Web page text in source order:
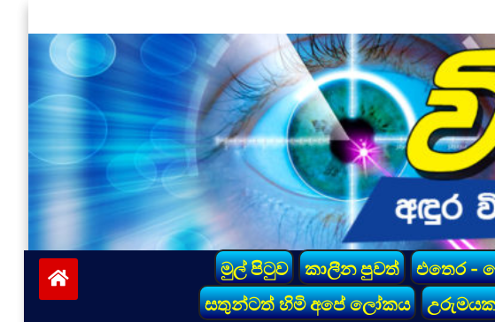
to
content
vinivida.lk
මුල් පිටුව කාලීන පුවත් එතෙර -
සතුන්ටත් හිමි අපේ ලෝකය
උරුමයක